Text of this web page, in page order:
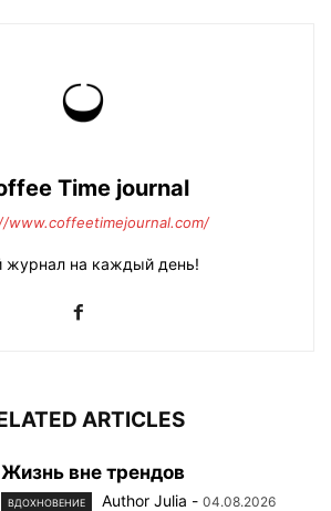
Time journal
www.coffeetimejournal.com/
журнал на каждый день!
ARTICLES
Жизнь вне трендов
ВДОХНОВЕНИЕ Author Julia - 04.08.2026